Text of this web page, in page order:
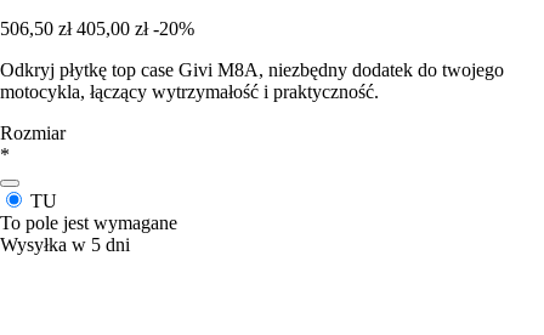
506,50 zł 405,00 zł -20%
Odkryj płytkę top case Givi M8A, niezbędny dodatek do twojego
motocykla, łączący wytrzymałość i praktyczność.
Rozmiar
*
TU
To pole jest wymagane
Wysyłka w 5 dni